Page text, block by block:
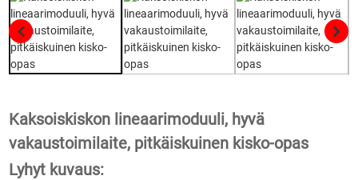
Kaksoiskiskon lineaarimoduuli, hyvä
vakaustoimilaite, pitkäiskuinen kisko-opas
Lyhyt kuvaus: